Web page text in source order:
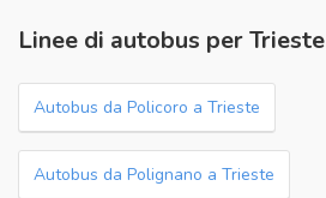
Linee di autobus per Trieste
Autobus da Policoro a Trieste
Autobus da Polignano a Trieste